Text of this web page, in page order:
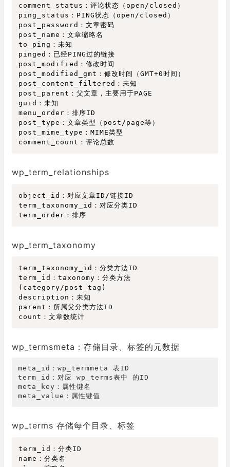
comment_status：评论状态（open/closed）
ping_status：PING状态（open/closed）
post_password：文章密码
post_name：文章缩略名
to_ping：未知
pinged：已经PING过的链接
post_modified：修改时间
post_modified_gmt：修改时间（GMT+0时间）
post_content_filtered：未知
post_parent：父文章，主要用于PAGE
guid：未知
menu_order：排序ID
post_type：文章类型（post/page等）
post_mime_type：MIME类型
wp_term_relationships
object_id：对应文章ID/链接ID
term_taxonomy_id：对应分类ID
wp_term_taxonomy
term_taxonomy_id：分类方法ID
term_id：taxonomy：分类方法
(category/post_tag)
description：未知
parent：所属父分类方法ID
wp_termsmeta：存储目录、标签的元数据
meta_id：wp_termmeta 表ID
term_id：对应 wp_terms表中 的ID
meta_key：属性键名
meta_value：属性键值
wp_terms 存储每个目录、标签
term_id：分类ID
name：分类名